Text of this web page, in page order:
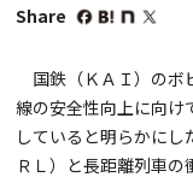
Share
国鉄（ＫＡＩ）のボ
線の安全性向上に向け
していると明らかに
ＲＬ）と長距離列車